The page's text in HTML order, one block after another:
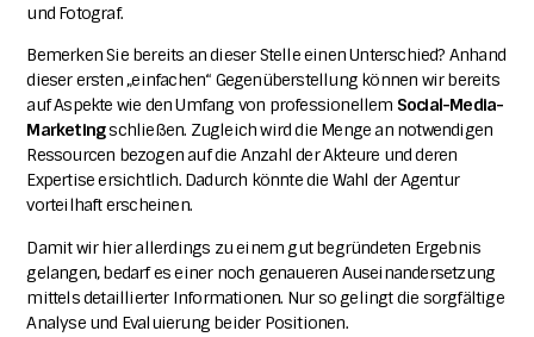
und Fotograf.
Bemerken Sie bereits an dieser Stelle einen Unterschied? Anhand
dieser ersten „einfachen“ Gegenüberstellung können wir bereits
auf Aspekte wie den Umfang von professionellem Social-Media-
Marketingschließen. Zugleich wird die Menge an notwendigen
Ressourcen bezogen auf die Anzahl der Akteure und deren
Expertise ersichtlich. Dadurch könnte die Wahl der Agentur
vorteilhaft erscheinen.
Damit wir hier allerdings zu einem gut begründeten Ergebnis
gelangen, bedarf es einer noch genaueren Auseinandersetzung
mittels detaillierter Informationen. Nur so gelingt die sorgfältige
Analyse und Evaluierung beider Positionen.